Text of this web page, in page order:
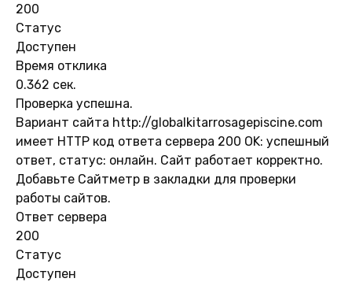
200
Статус
Доступен
Время отклика
0.362 сек.
Проверка успешна.
Вариант сайта http://globalkitarrosagepiscine.com
имеет HTTP код ответа сервера 200 OK: успешный
ответ, статус: онлайн. Сайт работает корректно.
Добавьте Сайтметр в закладки для проверки
работы сайтов.
Ответ сервера
200
Статус
Доступен